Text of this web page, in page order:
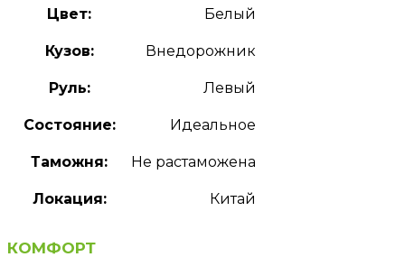
Цвет: Белый
Кузов: Внедорожник
Руль: Левый
Состояние: Идеальное
Таможня: Не растаможена
Локация: Китай
КОМФОРТ